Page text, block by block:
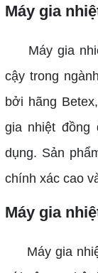
Máy gia
Máy gia
cậy trong
bởi hãng
gia nhiệt
dụng. Sản
chính xác cao
Máy gia
Máy gia